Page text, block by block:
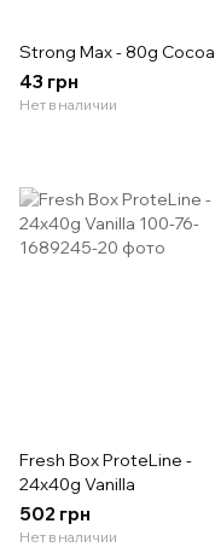
Strong Max - 80g Cocoa
43 грн
Нет в наличии
Fresh Box ProteLine -
24x40g Vanilla
502 грн
Нет в наличии